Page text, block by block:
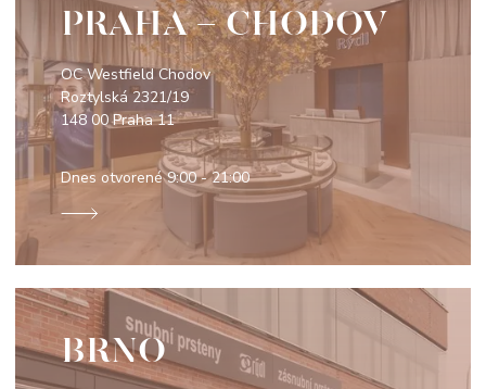
PRAHA - CHODOV
OC Westfield Chodov
Roztylská 2321/19
148 00 Praha 11
Dnes otvorené9:00 - 21:00
BRNO